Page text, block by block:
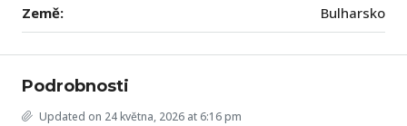
Země: Bulharsko
Podrobnosti
Updated on 24 května, 2026 at 6:16 pm